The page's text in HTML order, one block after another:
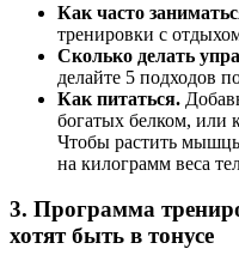
Как часто
тренировки с
Сколько делать
делайте 5 подходов
Как питаться.
богатых белком, или
Чтобы растить
на килограмм веса
3. Программа
хотят быть в тонусе